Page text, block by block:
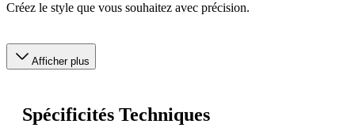
Créez le style que vous souhaitez avec précision.
Afficher plus
Spécificités Techniques